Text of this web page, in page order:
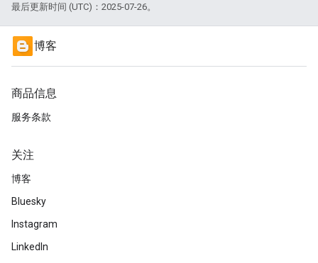
最后更新时间 (UTC)：2025-07-26。
博客
商品信息
服务条款
关注
博客
Bluesky
Instagram
LinkedIn